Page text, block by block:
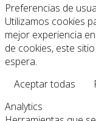
Preferencias de
Utilizamos cookies
mejor experiencia
de cookies, este
espera.
Aceptar todas
Analytics